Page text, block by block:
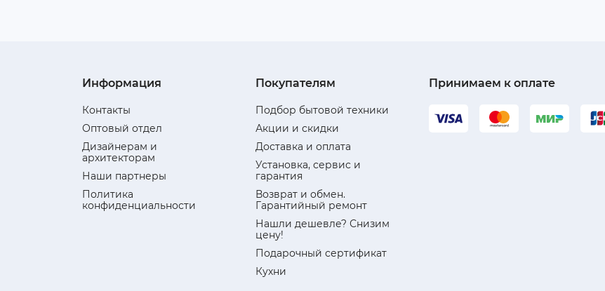
Информация
Контакты
Оптовый отдел
Дизайнерам и
архитекторам
Наши партнеры
Политика
конфиденциальности
Покупателям
Подбор бытовой техники
Акции и скидки
Доставка и оплата
Установка, сервис и
гарантия
Возврат и обмен.
Гарантийный ремонт
Нашли дешевле? Снизим
цену!
Подарочный сертификат
Кухни
Принимаем к оплате